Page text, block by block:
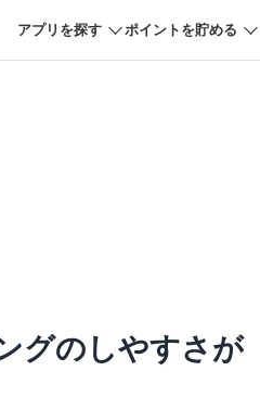
アプリを探す ポイントを貯める
グのしやすさが